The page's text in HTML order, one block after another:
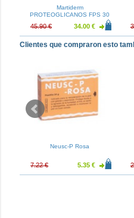
Martiderm
PROTEOGLICANOS FPS 30
45.90 € 34.00 €
Clientes que compraron esto
Neusc-P Rosa
7.22 € 5.35 €